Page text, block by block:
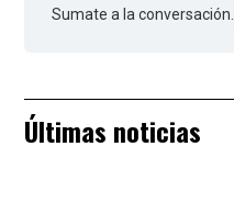
Sumate a la conversación.
Últimas noticias